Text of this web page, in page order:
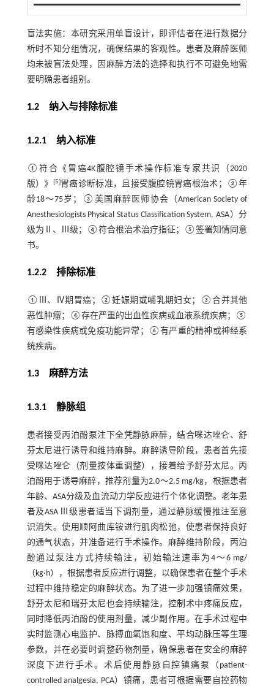
盲法实施：本研究采用单盲设计，即评估者在进行数据分
析时不知分组情况，确保结果的客观性。患者及麻醉医师
均未被盲法处理，因麻醉方法的选择和执行不可避免地需
要明确患者组别。
1.2 纳入与排除标准
1.2.1 纳入标准
①符合《胃癌4K腹腔镜手术操作标准专家共识（2020
版）》
[5]胃癌诊断标准，且接受腹腔镜胃癌根治术；②年
龄18～75岁；③美国麻醉医师协会（American Society of
Anesthesiologists Physical Status Classification System, ASA）分
级为Ⅱ、Ⅲ级；④符合根治术治疗指征；⑤签署知情同意
书。
1.2.2 排除标准
①Ⅲ、Ⅳ期胃癌；②妊娠期或哺乳期妇女；③合并其他
恶性肿瘤；④存在严重的出血性疾病或血液系统疾病；⑤
有感染性疾病或免疫功能异常；⑥有严重的精神或神经系
统疾病。
1.3 麻醉方法
1.3.1 静脉组
患者接受丙泊酚泵注下全凭静脉麻醉，结合咪达唑仑、舒
芬太尼进行诱导和维持麻醉。麻醉诱导阶段，患者首先接
受咪达唑仑（剂量按体重调整），接着给予舒芬太尼。丙
泊酚用于诱导麻醉，推荐剂量为2.0～2.5 mg/kg，根据患者
年龄、ASA分级及血流动力学反应进行个体化调整。老年患
者及ASA Ⅲ级患者适当下调剂量，通过静脉缓慢推注至意
识消失。使用顺阿曲库铵进行肌肉松弛，使患者保持良好
的通气状态，并准备进行手术操作。麻醉维持阶段，丙泊
酚通过泵注方式持续输注，初始输注速率为4～6 mg/
（kg·h），根据患者反应进行调整，以确保患者在整个手术
过程中维持稳定的麻醉状态。为了进一步加强镇痛效果，
舒芬太尼和瑞芬太尼也会持续输注，控制术中疼痛反应，
同时降低丙泊酚的使用剂量，减少副作用。在手术过程中
实时监测心电监护、脉搏血氧饱和度、平均动脉压等生理
参数，并在必要时调整药物剂量，确保患者在安全的麻醉
深度下进行手术。术后使用静脉自控镇痛泵（patient-
controlled analgesia, PCA）镇痛，患者可根据需要自控药物